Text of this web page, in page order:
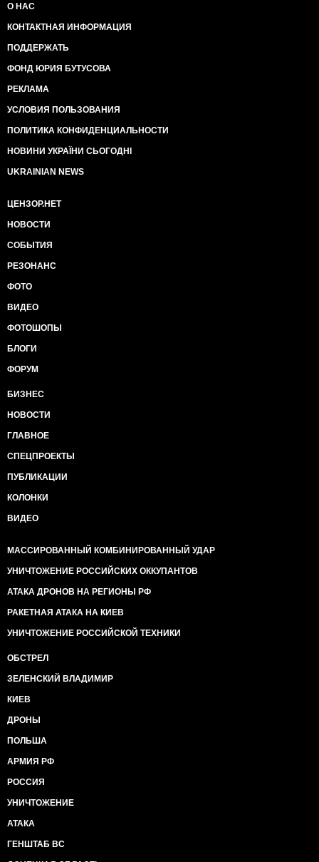
О НАС
КОНТАКТНАЯ ИНФОРМАЦИЯ
ПОДДЕРЖАТЬ
ФОНД ЮРИЯ БУТУСОВА
РЕКЛАМА
УСЛОВИЯ ПОЛЬЗОВАНИЯ
ПОЛИТИКА КОНФИДЕНЦИАЛЬНОСТИ
НОВИНИ УКРАЇНИ СЬОГОДНІ
UKRAINIAN NEWS
ЦЕНЗОР.НЕТ
НОВОСТИ
СОБЫТИЯ
РЕЗОНАНС
ФОТО
ВИДЕО
ФОТОШОПЫ
БЛОГИ
ФОРУМ
БИЗНЕС
НОВОСТИ
ГЛАВНОЕ
СПЕЦПРОЕКТЫ
ПУБЛИКАЦИИ
КОЛОНКИ
ВИДЕО
МАССИРОВАННЫЙ КОМБИНИРОВАННЫЙ УДАР
УНИЧТОЖЕНИЕ РОССИЙСКИХ ОККУПАНТОВ
АТАКА ДРОНОВ НА РЕГИОНЫ РФ
РАКЕТНАЯ АТАКА НА КИЕВ
УНИЧТОЖЕНИЕ РОССИЙСКОЙ ТЕХНИКИ
ОБСТРЕЛ
ЗЕЛЕНСКИЙ ВЛАДИМИР
КИЕВ
ДРОНЫ
ПОЛЬША
АРМИЯ РФ
РОССИЯ
УНИЧТОЖЕНИЕ
АТАКА
ГЕНШТАБ ВС